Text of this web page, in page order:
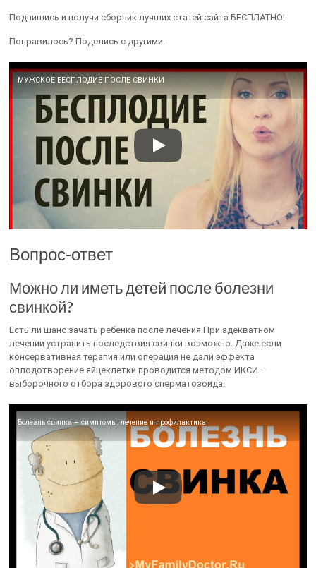
Подпишись и получи сборник лучших статей сайта БЕСПЛАТНО!
Понравилось? Поделись с другими:
МУЖСКОЕ БЕСПЛОДИЕ ПОСЛЕ СВИНКИ
Вопрос-ответ
Можно ли иметь детей после болезни
свинкой?
Есть ли шанс зачать ребенка после лечения При адекватном
лечении устранить последствия свинки возможно. Даже если
консервативная терапия или операция не дали эффекта
оплодотворение яйцеклетки проводится методом ИКСИ –
выборочного отбора здорового сперматозоида.
Болезнь свинка – симптомы, лечение и профилактика